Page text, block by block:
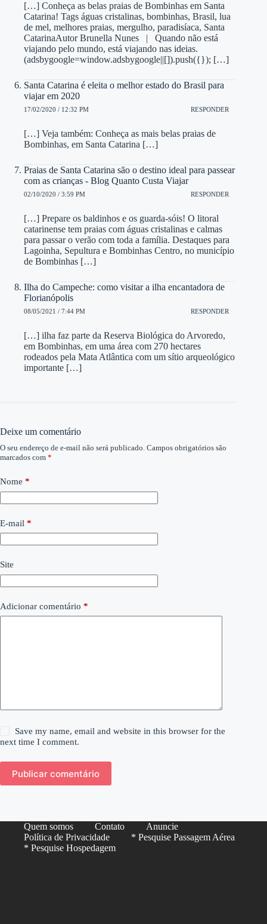
[…] Conheça as belas praias de Bombinhas em Santa
Catarina! Tags águas cristalinas, bombinhas, Brasil, lua
de mel, melhores praias, mergulho, paradisíaca, Santa
CatarinaAutor Brunella Nunes | Quando não está
viajando pelo mundo, está viajando nas ideias.
(adsbygoogle=window.adsbygoogle||[]).push({}); […]
Santa Catarina é eleita o melhor estado do Brasil para
viajar em 2020
17/02/2020 / 12:32 PM RESPONDER
[…] Veja também: Conheça as mais belas praias de
Bombinhas, em Santa Catarina […]
Praias de Santa Catarina são o destino ideal para passear
com as crianças - Blog Quanto Custa Viajar
02/10/2020 / 3:59 PM RESPONDER
[…] Prepare os baldinhos e os guarda-sóis! O litoral
catarinense tem praias com águas cristalinas e calmas
para passar o verão com toda a família. Destaques para
Lagoinha, Sepultura e Bombinhas Centro, no município
de Bombinhas […]
Ilha do Campeche: como visitar a ilha encantadora de
Florianópolis
08/05/2021 / 7:44 PM RESPONDER
[…] ilha faz parte da Reserva Biológica do Arvoredo,
em Bombinhas, em uma área com 270 hectares
rodeados pela Mata Atlântica com um sítio arqueológico
importante […]
Deixe um comentário
O seu endereço de e-mail não será publicado. Campos obrigatórios são
marcados com *
Nome *
E-mail *
Site
Adicionar comentário *
Save my name, email and website in this browser for the
next time I comment.
Publicar comentário
Quem somos Contato
Anuncie
Política de Privacidade
* Pesquise Passagem Aérea
* Pesquise Hospedagem